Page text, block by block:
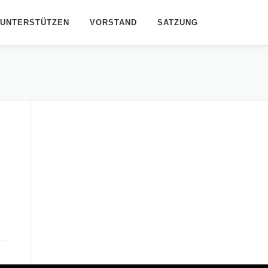
UNTERSTÜTZEN VORSTAND SATZUNG